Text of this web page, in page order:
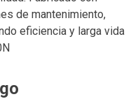
de mantenimiento,
eficiencia y larga vida